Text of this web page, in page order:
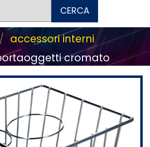
CERCA
accessori interni
cromato